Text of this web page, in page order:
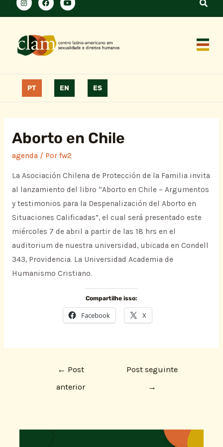
PT EN ES
Aborto en Chile
agenda/ Por fw2
La Asociación Chilena de Protección de la Familia invita
al lanzamiento del libro “Aborto en Chile – Argumentos
y testimonios para la Despenalización del Aborto en
Situaciones Calificadas”, el cual será presentado este
miércoles 7 de abril a partir de las 18 hrs en el
auditorium de nuestra universidad, ubicada en Condell
343, Providencia. La Universidad Academia de
Humanismo Cristiano.
Compartilhe isso:
Facebook X
← Post
anterior
Post seguinte
→